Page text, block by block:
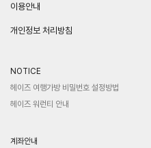
이용안내
개인정보 처리방침
NOTICE
헤이즈 여행가방 비밀번호 설정방법
헤이즈 워런티 안내
계좌안내